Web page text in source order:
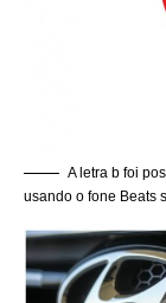
A letra b foi
usando o fone Beats